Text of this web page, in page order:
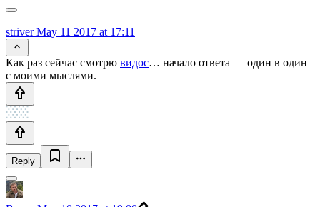
striverMay 11 2017 at 17:11
Как раз сейчас смотрю видос… начало ответа — один в один
с моими мыслями.
Reply